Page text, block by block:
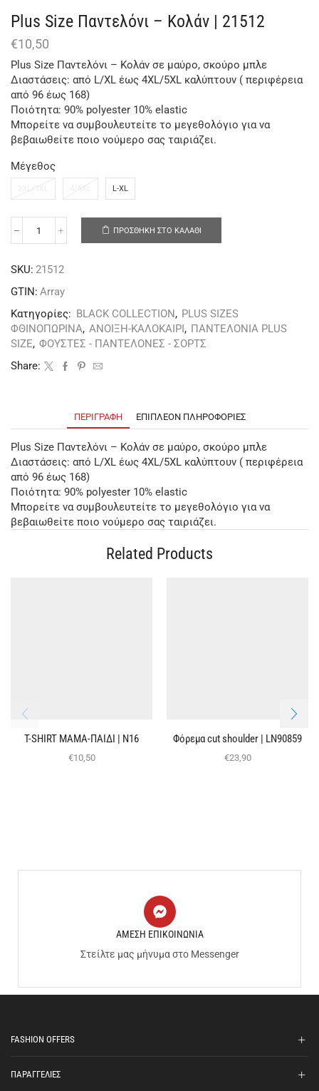
Plus Size Παντελόνι – Κολάν | 21512
€10,50
Plus Size Παντελόνι – Κολάν σε μαύρο, σκούρο μπλε
Διαστάσεις: από L/XL έως 4XL/5XL καλύπτουν ( περιφέρεια
από 96 έως 168)
Ποιότητα: 90% polyester 10% elastic
Μπορείτε να συμβουλευτείτε το μεγεθολόγιο για να
βεβαιωθείτε ποιο νούμερο σας ταιριάζει.
Μέγεθος
2XL/3XL 4/5XL L-XL
ΠΡΟΣΘΉΚΗ ΣΤΟ ΚΑΛΆΘΙ
SKU: 21512
GTIN: Array
Κατηγορίες: BLACK COLLECTION, PLUS SIZES
ΦΘΙΝΟΠΩΡΙΝΑ, ΑΝΟΙΞΗ-ΚΑΛΟΚΑΙΡΙ, ΠΑΝΤΕΛΟΝΙΑ PLUS
SIZE, ΦΟΥΣΤΕΣ - ΠΑΝΤΕΛΟΝΕΣ - ΣΟΡΤΣ
Share:
ΠΕΡΙΓΡΑΦΉ ΕΠΙΠΛΈΟΝ ΠΛΗΡΟΦΟΡΊΕΣ
Plus Size Παντελόνι – Κολάν σε μαύρο, σκούρο μπλε
Διαστάσεις: από L/XL έως 4XL/5XL καλύπτουν ( περιφέρεια
από 96 έως 168)
Ποιότητα: 90% polyester 10% elastic
Μπορείτε να συμβουλευτείτε το μεγεθολόγιο για να
βεβαιωθείτε ποιο νούμερο σας ταιριάζει.
Related Products
T-SHIRT ΜΑΜΑ-ΠΑΙΔΙ | Ν16
€10,50
Φόρεμα cut shoulder | LN90859
€23,90
ΑΜΕΣΗ ΕΠΙΚΟΙΝΩΝΙΑ
Στείλτε μας μήνυμα στο Messenger
FASHION OFFERS
ΠΑΡΑΓΓΕΛΙΕΣ